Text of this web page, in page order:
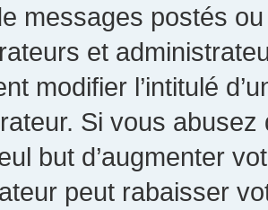
messages postés
et
modifier l’intitulé
Si vous
but d’augmenter
peut rabaisser